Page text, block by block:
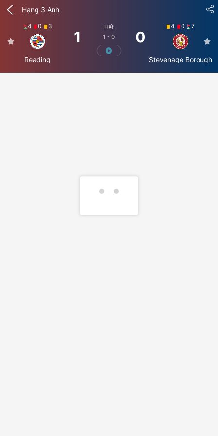
Hạng 3 Anh
4 0 3
Reading
1 0
Hết
1 - 0
4 0 7
Stevenage Borough